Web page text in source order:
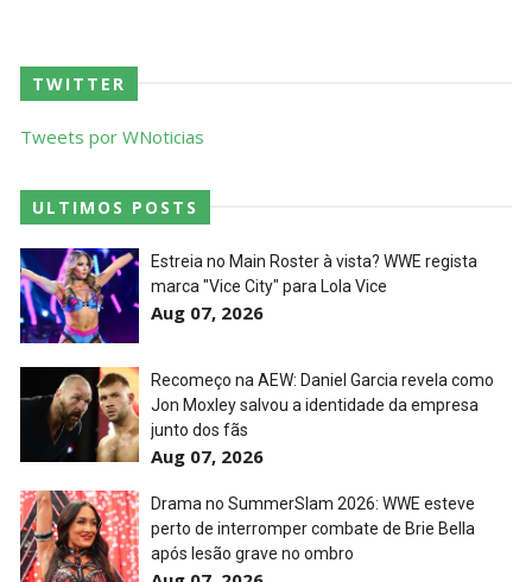
WWE NXT 21 JULY 2026
Unknown-Jul 22 2026
AEW Dynamite 05AUG26
Unknown-Aug 06 2026
WWE NXT 04 Aug 2026
Unknown-Aug 05 2026
TWITTER
Tweets por WNoticias
ULTIMOS POSTS
Estreia no Main Roster à vista? WWE regista
marca "Vice City" para Lola Vice
Aug 07, 2026
Recomeço na AEW: Daniel Garcia revela como
Jon Moxley salvou a identidade da empresa
junto dos fãs
Aug 07, 2026
Drama no SummerSlam 2026: WWE esteve
perto de interromper combate de Brie Bella
após lesão grave no ombro